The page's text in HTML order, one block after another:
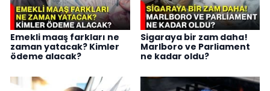
Emekli maaş farkları ne
zaman yatacak? Kimler
ödeme alacak?
Sigaraya bir zam daha!
Marlboro ve Parliament
ne kadar oldu?